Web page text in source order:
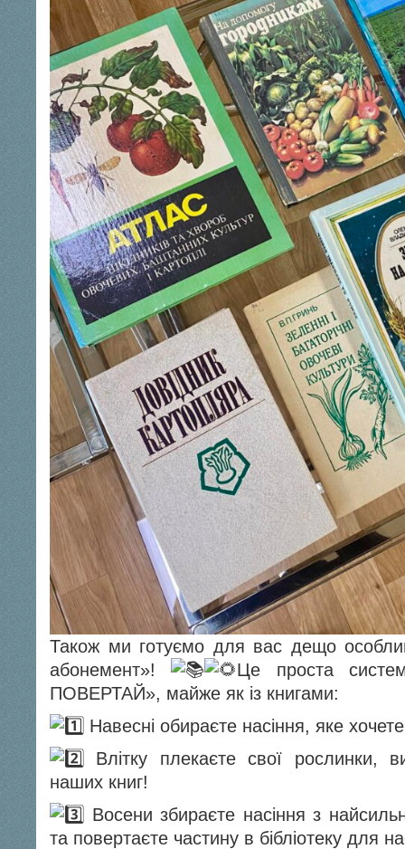
Також ми готуємо для вас дещо
абонемент»!
Це проста
ПОВЕРТАЙ», майже як із книгами:
Навесні обираєте насіння, яке
Влітку плекаєте свої рослинки,
наших книг!
Восени збираєте насіння з
та повертаєте частину в бібліотеку для